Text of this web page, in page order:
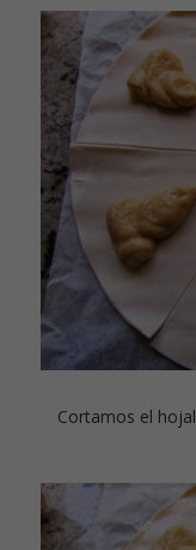
Cortamos el